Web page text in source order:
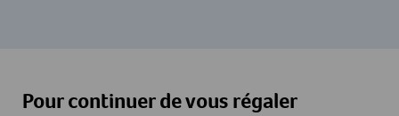
Pour continuer de vous régaler